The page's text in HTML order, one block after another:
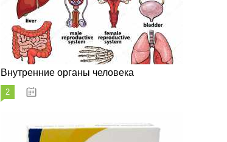
Внутренние органы человека
2